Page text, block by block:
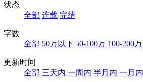
状态
全部 连载 完结
字数
全部 50万以下 50-100万 100-200万
更新时间
全部 三天内 一周内 半月内 一月内